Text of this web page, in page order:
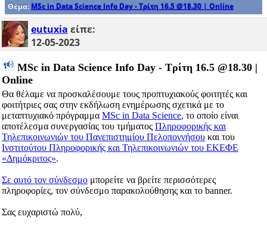
Θέμα: MSc in Data Science Info Day - Τρίτη 16.5 @18.30 | Online
eutuxia είπε:
12-05-2023
MSc in Data Science Info Day - Τρίτη 16.5 @18.30 |
Online
Θα θέλαμε να προσκαλέσουμε τους προπτυχιακούς φοιτητές και
φοιτήτριες σας στην εκδήλωση ενημέρωσης σχετικά με το
μεταπτυχιακό πρόγραμμα MSc in Data Science, το οποίο είναι
αποτέλεσμα συνεργασίας του τμήματος Πληροφορικής και
Τηλεπικοινωνιών του Πανεπιστημίου Πελοποννήσου και του
Ινστιτούτου Πληροφορικής και Τηλεπικοινωνιών του ΕΚΕΦΕ
«Δημόκριτος».
Σε αυτό τον σύνδεσμο μπορείτε να βρείτε περισσότερες
πληροφορίες, τον σύνδεσμο παρακολούθησης και το banner.
Σας ευχαριστώ πολύ,